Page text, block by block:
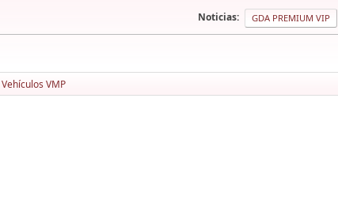
Noticias: GDA PREMIUM VIP
Vehículos VMP